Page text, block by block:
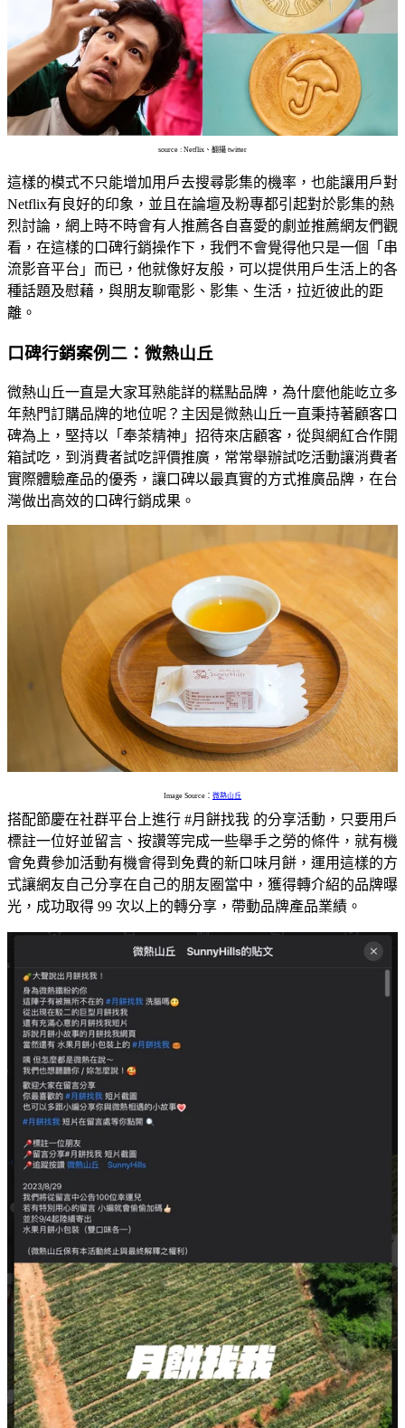
source : Netflix、翻攝 twitter
這樣的模式不只能增加用戶去搜尋影集的機率，也能讓用戶對
Netflix有良好的印象，並且在論壇及粉專都引起對於影集的熱
烈討論，網上時不時會有人推薦各自喜愛的劇並推薦網友們觀
看，在這樣的口碑行銷操作下，我們不會覺得他只是一個「串
流影音平台」而已，他就像好友般，可以提供用戶生活上的各
種話題及慰藉，與朋友聊電影、影集、生活，拉近彼此的距
離。
口碑行銷案例二：微熱山丘
微熱山丘一直是大家耳熟能詳的糕點品牌，為什麼他能屹立多
年熱門訂購品牌的地位呢？主因是微熱山丘一直秉持著顧客口
碑為上，堅持以「奉茶精神」招待來店顧客，從與網紅合作開
箱試吃，到消費者試吃評價推廣，常常舉辦試吃活動讓消費者
實際體驗產品的優秀，讓口碑以最真實的方式推廣品牌，在台
灣做出高效的口碑行銷成果。
Image Source： 微熱山丘
搭配節慶在社群平台上進行 ​#月餅找我 的分享活動，只要用戶
標註一位好並留言、按讚等完成一些舉手之勞的條件，就有機
會免費參加活動有機會得到免費的新口味月餅，運用這樣的方
式讓網友自己分享在自己的朋友圈當中，獲得轉介紹的品牌曝
光，成功取得 99 次以上的轉分享，帶動品牌產品業績。